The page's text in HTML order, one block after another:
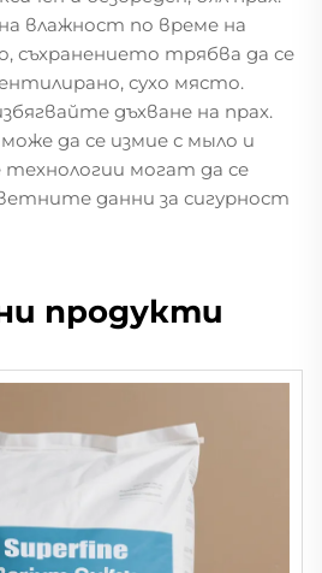
влажност по време на
съхранението трябва да се
сухо място.
дъхване на прах.
да се измие с мыло и
могат да се
данни за сигурност
продукти